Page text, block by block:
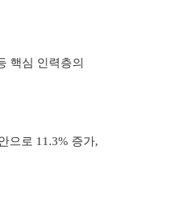
핵심 인력층의
으로 11.3% 증가,